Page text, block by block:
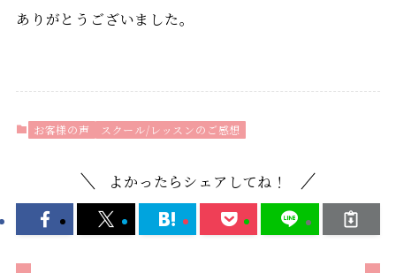
ありがとうございました。
お客様の声 スクール/レッスンのご感想
よかったらシェアしてね！